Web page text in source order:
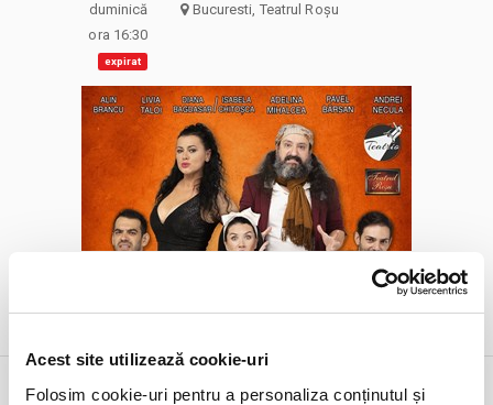
Acest site utilizează cookie-uri
Folosim cookie-uri pentru a personaliza conținutul și
duminică
ora 16:30
expirat
Bucuresti, Teatrul Roșu
vs Universitatea Craiova